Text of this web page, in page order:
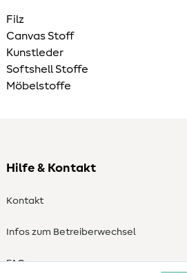
Filz
Canvas Stoff
Kunstleder
Softshell Stoffe
Möbelstoffe
Hilfe & Kontakt
Kontakt
Infos zum Betreiberwechsel
FAQ